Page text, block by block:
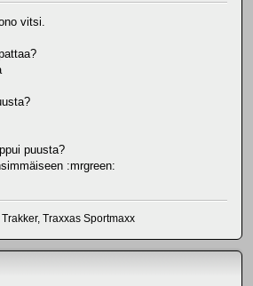
vitsi.
puusta?
:mrgreen:
Traxxas Sportmaxx